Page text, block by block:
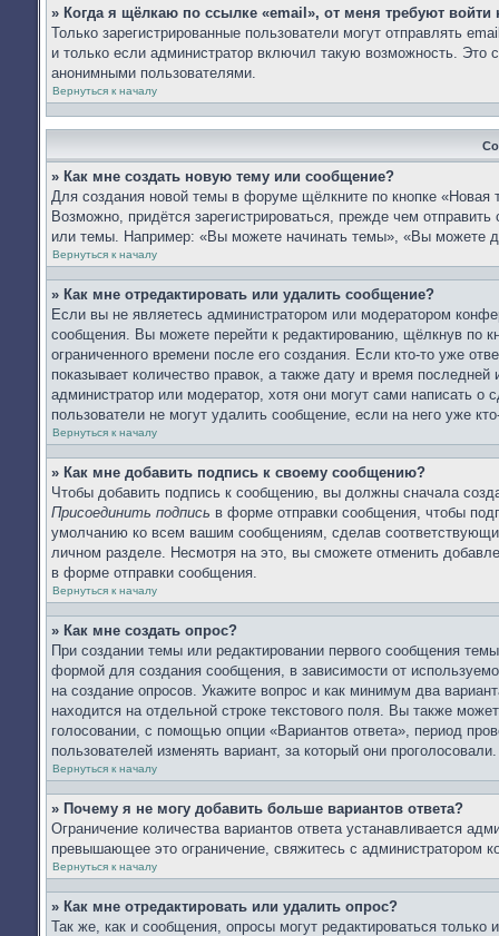
» Когда я щёлкаю по ссылке «email», от меня требуют
Только зарегистрированные пользователи могут отправлять
и только если администратор включил такую возможность. Это
анонимными пользователями.
Вернуться к началу
» Как мне создать новую тему или сообщение?
Для создания новой темы в форуме щёлкните по кнопке
Возможно, придётся зарегистрироваться, прежде чем
или темы. Например: «Вы можете начинать темы», «Вы можете
Вернуться к началу
» Как мне отредактировать или удалить сообщение?
Если вы не являетесь администратором или модератором
сообщения. Вы можете перейти к редактированию, щёлкнув по
ограниченного времени после его создания. Если кто-то уже
показывает количество правок, а также дату и время
администратор или модератор, хотя они могут сами написать
пользователи не могут удалить сообщение, если на него уже
Вернуться к началу
» Как мне добавить подпись к своему сообщению?
Чтобы добавить подпись к сообщению, вы должны сначала
Присоединить подпись в форме отправки сообщения, чтобы
умолчанию ко всем вашим сообщениям, сделав
личном разделе. Несмотря на это, вы сможете отменить
в форме отправки сообщения.
Вернуться к началу
» Как мне создать опрос?
При создании темы или редактировании первого сообщения
формой для создания сообщения, в зависимости от
на создание опросов. Укажите вопрос и как минимум два
находится на отдельной строке текстового поля. Вы также
голосовании, с помощью опции «Вариантов ответа», период
пользователей изменять вариант, за который они проголосовали.
Вернуться к началу
» Почему я не могу добавить больше вариантов ответа?
Ограничение количества вариантов ответа устанавливается
превышающее это ограничение, свяжитесь с администратором
Вернуться к началу
» Как мне отредактировать или удалить опрос?
Так же, как и сообщения, опросы могут редактироваться